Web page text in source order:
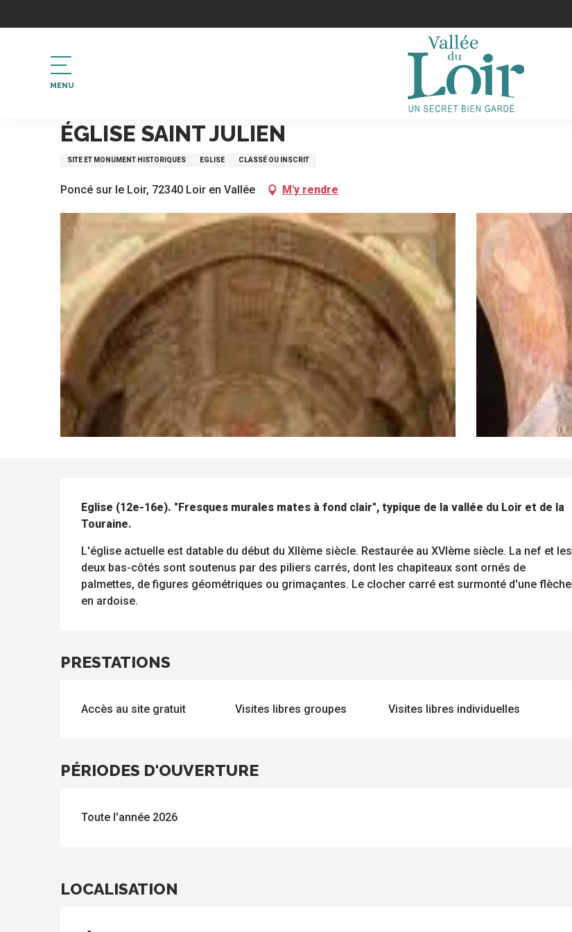
au
MENU
les
activités
Accueil
ÉGLISE SAINT JULIEN
SITE ET MONUMENT HISTORIQUES EGLISE CLASSÉ OU INSCRIT
Poncé sur le Loir, 72340 Loir en Vallée M'y rendre
DESCRIPTION
Eglise (12e-16e). "Fresques murales mates à fond clair", typique de la vallée du Loir et de la
Touraine.
L'église actuelle est datable du début du XIIème siècle. Restaurée au XVIème siècle. La nef et les
deux bas-côtés sont soutenus par des piliers carrés, dont les chapiteaux sont ornés de
palmettes, de figures géométriques ou grimaçantes. Le clocher carré est surmonté d'une flèche
en ardoise.
PRESTATIONS
Accès au site gratuit Visites libres groupes Visites libres individuelles
PÉRIODES D'OUVERTURE
Toute l'année 2026
LOCALISATION